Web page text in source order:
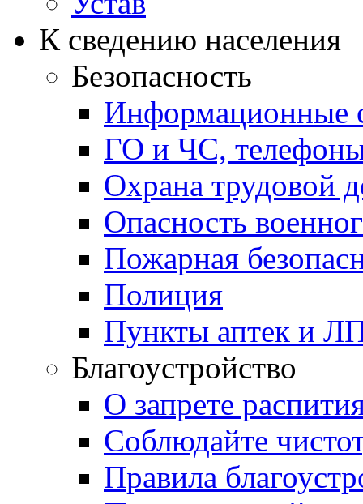
К сведению населения
Безопасность
Информационные
ГО и ЧС,
Охрана трудовой
Опасность
Пожарная
Полиция
Пункты аптек и
Благоустройство
О запрете
Соблюдайте
Правила